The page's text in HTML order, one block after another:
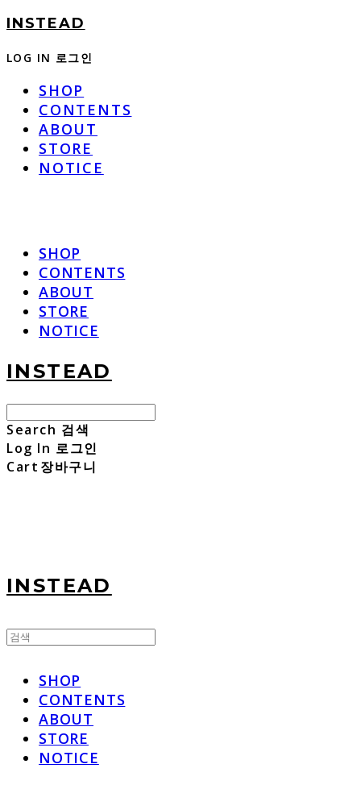
INSTEAD
LOG IN 로그인
SHOP
CONTENTS
ABOUT
STORE
NOTICE
SHOP
CONTENTS
ABOUT
STORE
NOTICE
INSTEAD
Search 검색
Log In 로그인
Cart 장바구니
INSTEAD
SHOP
CONTENTS
ABOUT
STORE
NOTICE